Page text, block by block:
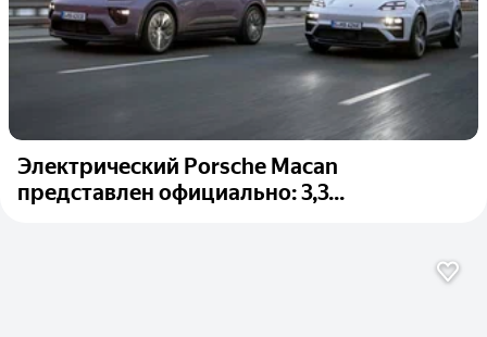
Электрический Porsche Macan
представлен официально: 3,3...